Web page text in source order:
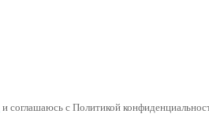
и соглашаюсь с Политикой